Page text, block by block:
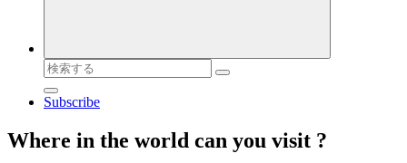
検
索
対
Subscribe
Where in the world can you visit ?